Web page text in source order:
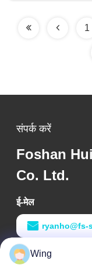
1
संपर्क करें
Foshan
Co. Ltd.
ई-मेल
ryanho@fs-
काम का समय
Wing